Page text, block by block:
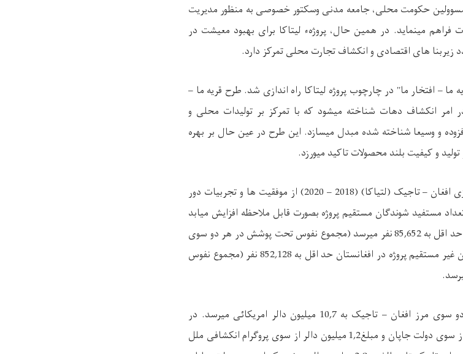
مسوولین حکومت محلی، جامعه مدنی وسکتور خصوصی به منظور مدیریت
مینماید. در همین حال، پروژهء لیتاکا برای بهبود معیشت در
های اقتصادی و انکشاف تجارت محلی تمرکز دارد.
– افتخار ما" در چارچوب پروژه لیتاکا راه اندازی شد. طرح قریه ما –
امر انکشاف دهات شناخته میشود که با تمرکز بر تولیدات محلی و
و وسیعا شناخته شده مبدل میسازد. این طرح در عین حال بر بهره
و کیفیت بلند محصولات تاکید میورزد.
مرحله دوم برنامه رشد معیشت در ساحات مرزی افغان – تاجیک (لتیاکا) (2018 – 2020) از موفقیت ها و تجربیات دور
دور دوم تعداد مستفید شوندگان مستقیم پروژه بصورت قابل ملاحظه افزایش میابد
اقل به85,652نفر میرسد (مجموع نفوس تحت پوشش در هر دو سوی
مستقیم پروژه در افغانستان حد اقل به 852,128نفر (مجموع نفوس
سوی مرز افغان – تاجیک به 10,7 میلیون دالر امریکائی میرسد. در
سوی دولت جاپان و مبلغ1,2میلیون دالر از سوی پروگرام انکشافی ملل